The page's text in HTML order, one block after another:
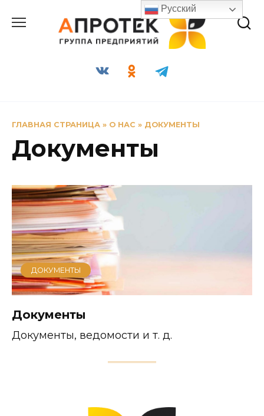
содержанию
ГЛАВНАЯ СТРАНИЦА » О НАС » ДОКУМЕНТЫ
Документы
ДОКУМЕНТЫ
Документы
Документы, ведомости и т. д.
Русский